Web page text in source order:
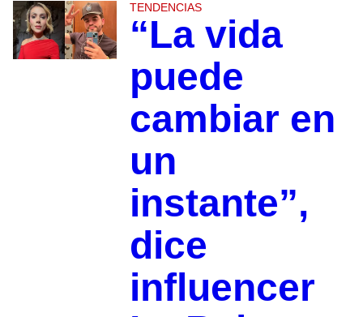
TENDENCIAS
“La vida
puede
cambiar en
un
instante”,
dice
influencer